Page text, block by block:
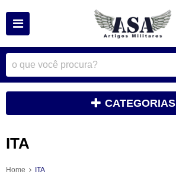
CATEGORIAS
ITA
Home ITA